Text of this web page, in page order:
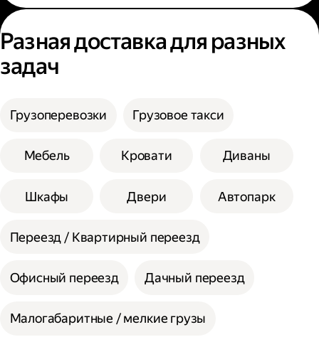
Подтвердить заказ.
Выберите тариф;
Введите необходимую информацию;
Укажите, нужны ли дополнительные
Выберите способ оплаты.
Диаметр не более 200 см, если выбрана
Высота не более 100 см.
см при выборе помощи одного грузчика, а
допустимая сумма сторон 300 см, а вес
Разная доставка для разных
задач
Грузоперевозки Грузовое такси
Мебель Кровати Диваны
Шкафы Двери Автопарк
Переезд / Квартирный переезд
Офисный переезд Дачный переезд
Малогабаритные / мелкие грузы